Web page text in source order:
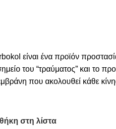
είναι ένα προϊόν
του “τραύματος” και το
που ακολουθεί κάθε
στη λίστα